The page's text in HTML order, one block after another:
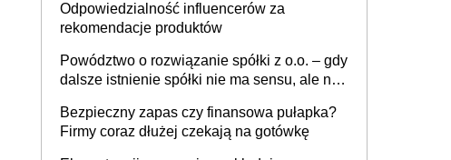
Odpowiedzialność influencerów za
rekomendacje produktów
Powództwo o rozwiązanie spółki z o.o. – gdy
dalsze istnienie spółki nie ma sensu, ale nie
Bezpieczny zapas czy finansowa pułapka?
Firmy coraz dłużej czekają na gotówkę